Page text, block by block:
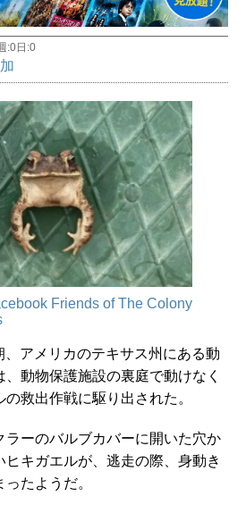
:0日:0
Friends of The Colony
アメリカのテキサス州にある動
動物保護施設の裏庭で動けなく
救出作戦に駆り出された。
ーのバルブカバーに開いた穴か
ヒキガエルが、逃走の際、身動き
たようだ。